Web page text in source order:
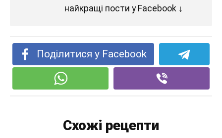
найкращі пости у Facebook ↓
Поділитися у Facebook
Схожі рецепти